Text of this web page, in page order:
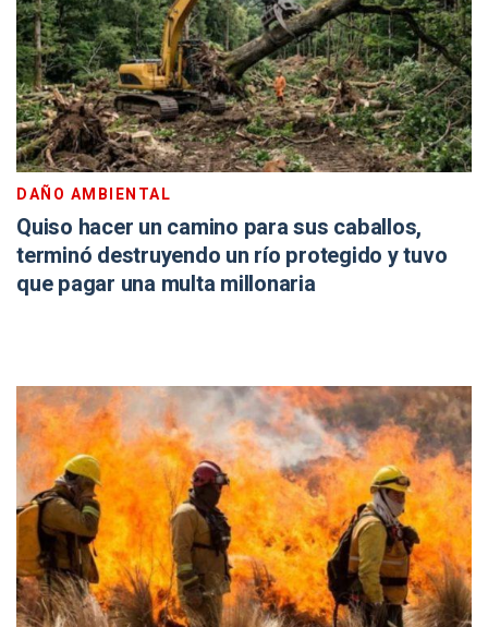
DAÑO AMBIENTAL
Quiso hacer un camino para sus caballos,
terminó destruyendo un río protegido y tuvo
que pagar una multa millonaria